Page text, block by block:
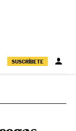
SUSCRÍBETE